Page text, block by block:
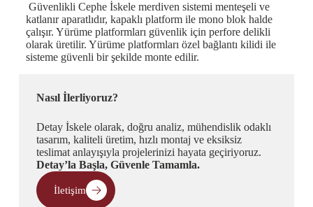
Güvenlikli Cephe İskele merdiven sistemi menteşeli ve
katlanır aparatlıdır, kapaklı platform ile mono blok halde
çalışır. Yürüme platformları güvenlik için perfore delikli
olarak üretilir. Yürüme platformları özel bağlantı kilidi ile
sisteme güvenli bir şekilde monte edilir.
Nasıl İlerliyoruz?
Detay İskele olarak, doğru analiz, mühendislik odaklı
tasarım, kaliteli üretim, hızlı montaj ve eksiksiz
teslimat anlayışıyla projelerinizi hayata geçiriyoruz.
Detay’la Başla, Güvenle Tamamla.
İletişim